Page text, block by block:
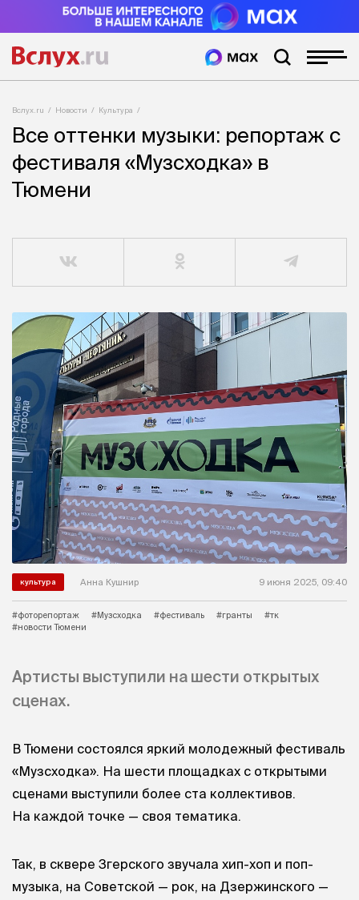
Вслух.ru Новости Культура
Все оттенки музыки: репортаж с
фестиваля «Музсходка» в
Тюмени
культура Анна Кушнир 9 июня 2025, 09:40
#фоторепортаж #Музсходка #фестиваль #гранты
#тк
#новости Тюмени
Артисты выступили на шести открытых
сценах.
В Тюмени состоялся яркий молодежный фестиваль
«Музсходка». На шести площадках с открытыми
сценами выступили более ста коллективов.
На каждой точке — своя тематика.
Так, в сквере Згерского звучала хип-хоп и поп-
музыка, на Советской — рок, на Дзержинского —